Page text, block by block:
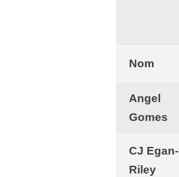
Nom
Angel
Gomes
CJ Egan-
Riley